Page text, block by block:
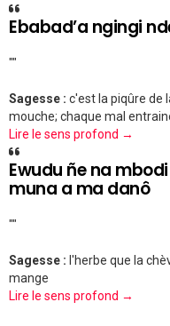
Ebabad’a ngingi
""
Sagesse : c'est la piqûre de
mouche; chaque mal
Lire le sens profond →
Ewudu ñe na
muna a ma danô
""
Sagesse : l'herbe que la
mange
Lire le sens profond →